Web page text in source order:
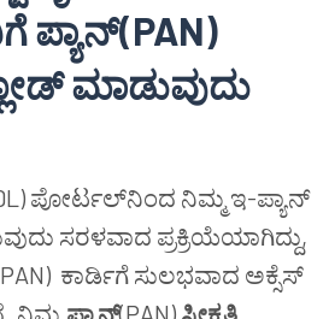
ಪ್ಯಾನ್(PAN)
ಮಾಡುವುದು
ಪೋರ್ಟಲ್‌ನಿಂದ ನಿಮ್ಮ ಇ-ಪ್ಯಾನ್
ಸರಳವಾದ ಪ್ರಕ್ರಿಯೆಯಾಗಿದ್ದು,
ಕಾರ್ಡಿಗೆ ಸುಲಭವಾದ ಅಕ್ಸೆಸ್
ನಿಮ್ಮ ಪ್ಯಾನ್(PAN) ಸ್ವೀಕೃತಿ